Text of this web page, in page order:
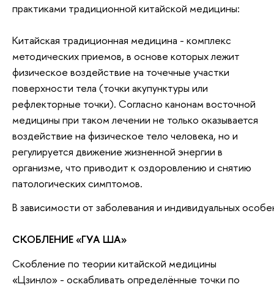
практиками традиционной китайской медицины:
Китайская традиционная медицина - комплекс
методических приемов, в основе которых лежит
физическое воздействие на точечные участки
поверхности тела (точки акупунктуры или
рефлекторные точки). Согласно канонам восточной
медицины при таком лечении не только оказывается
воздействие на физическое тело человека, но и
регулируется движение жизненной энергии в
организме, что приводит к оздоровлению и снятию
патологических симптомов.
В зависимости от заболевания и индивидуальных
СКОБЛЕНИЕ «ГУА ША»
Скобление по теории китайской медицины
«Цзинло» - оскабливать определённые точки по